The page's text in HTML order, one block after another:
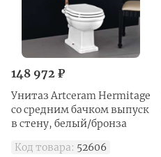
148 972 ₽
Унитаз Artceram Hermitage
со средним бачком выпуск
в стену, белый/бронза
Код товара: 52606